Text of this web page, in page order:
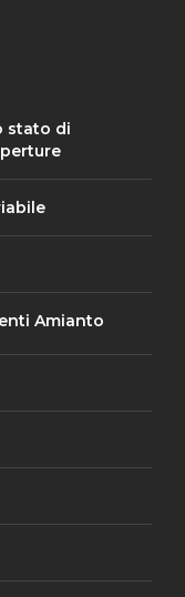
stato di
Amianto